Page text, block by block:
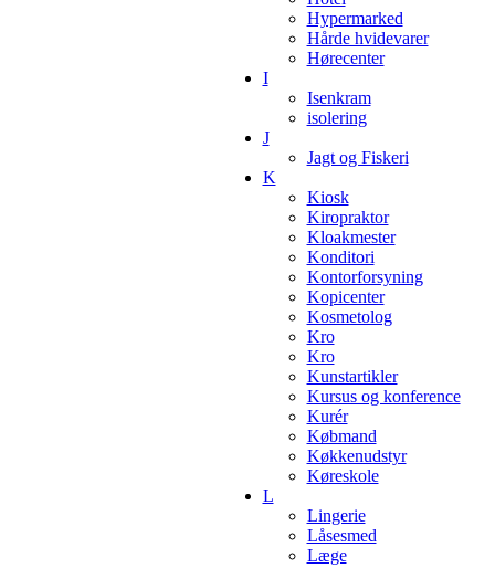
Hypermarked
Hårde hvidevarer
Hørecenter
I
Isenkram
isolering
J
Jagt og Fiskeri
K
Kiosk
Kiropraktor
Kloakmester
Konditori
Kontorforsyning
Kopicenter
Kosmetolog
Kro
Kro
Kunstartikler
Kursus og konference
Kurér
Købmand
Køkkenudstyr
Køreskole
L
Lingerie
Låsesmed
Læge